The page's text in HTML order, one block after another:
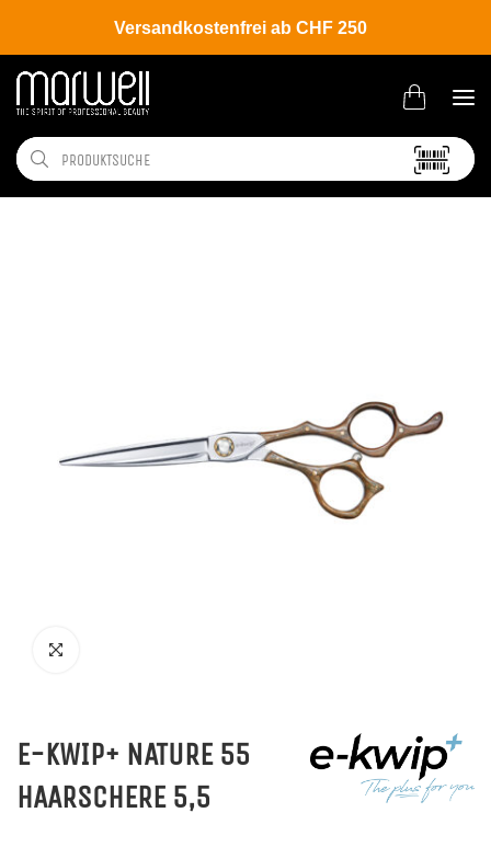
Versandkostenfrei ab CHF 250
Shop Brands e-kwip+
E-KWIP+ NATURE 55
HAARSCHERE 5,5